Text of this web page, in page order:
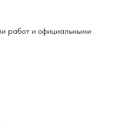
работ и официальными